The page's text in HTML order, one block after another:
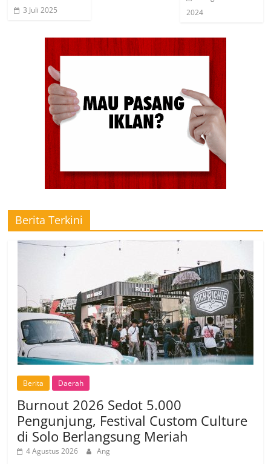
3 Juli 2025
2024
Berita Terkini
Berita Daerah
Burnout 2026 Sedot 5.000
Pengunjung, Festival Custom Culture
di Solo Berlangsung Meriah
4 Agustus 2026 Ang